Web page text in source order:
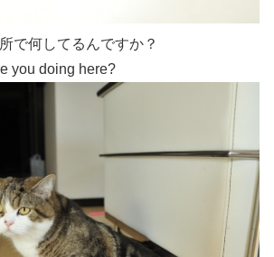
で何してるんですか？
you doing here?